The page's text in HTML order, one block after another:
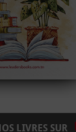
LIVRES SUR